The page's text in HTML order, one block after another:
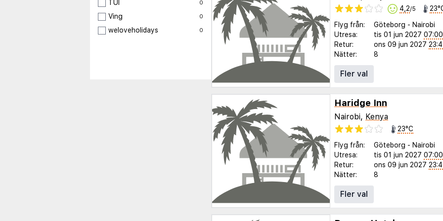
TUI 0
Ving 0
weloveholidays 0
4,2/5
Flyg från: Göteborg - Nairobi
Utresa:
tis 01 jun 2027 07:00
Retur:
ons 09 jun 2027
Nätter:
8
Fler val
Haridge Inn
Nairobi, Kenya
23°C
Flyg från: Göteborg - Nairobi
Utresa:
tis 01 jun 2027 07:00
Retur:
ons 09 jun 2027
Nätter:
8
Fler val